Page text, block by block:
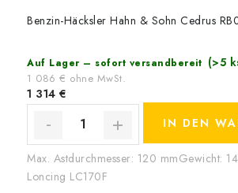
Benzin-Häcksler Hahn & Sohn Cedrus
Auf Lager – sofort versandbereit (>5
1 086 € ohne MwSt.
1 314 €
IN DEN
Max. Astdurchmesser: 120 mmGewicht:
Loncing LC170F